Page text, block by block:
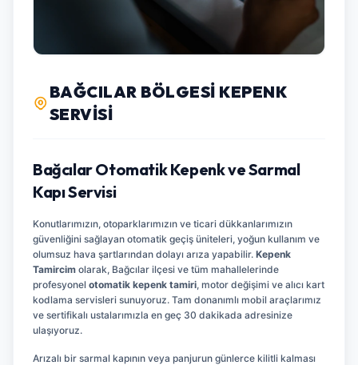
BAĞCILAR BÖLGESI KEPENK
SERVISI
Bağcılar Otomatik Kepenk ve Sarmal
Kapı Servisi
Konutlarımızın, otoparklarımızın ve ticari dükkanlarımızın
güvenliğini sağlayan otomatik geçiş üniteleri, yoğun kullanım ve
olumsuz hava şartlarından dolayı arıza yapabilir. Kepenk
Tamircim olarak, Bağcılar ilçesi ve tüm mahallelerinde
profesyonel otomatik kepenk tamiri, motor değişimi ve alıcı kart
kodlama servisleri sunuyoruz. Tam donanımlı mobil araçlarımız
ve sertifikalı ustalarımızla en geç 30 dakikada adresinize
ulaşıyoruz.
Arızalı bir sarmal kapının veya panjurun günlerce kilitli kalması